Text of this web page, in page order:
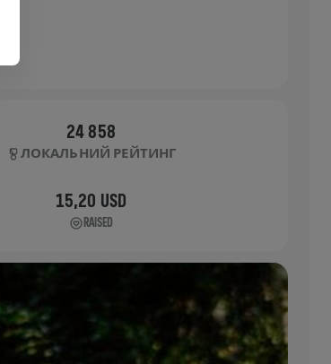
24 858
ЛОКАЛЬНИЙ РЕЙТИНГ
15,20 USD
RAISED